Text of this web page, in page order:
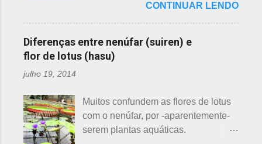
parecidas: - Ameixeira - Ume 梅 A
primeira a florescer é a ameixeira.
Particularmente, dessas 3 flores,
gosto mais da ameixeira. O período
Ameixeiras não tem caule e as flores
brotam diretamente dos ramos. Cada
junta no botão tem apenas uma flor e
é relativamente espaçoso. As pétalas
japonesas e - embora muitos
conheçam - compartilho aos que
ainda não tiveram essa
oportunidade. A tecelã de nuvens Há
muito tempo atrás, na terra do sol
suas terras para o plantio. Sozinho
no mundo e muito triste, pois a mãe,
que era tecelã, havia falecido
CONTINUAR LENDO
Diferenças entre nenúfar (suiren) e
flor de lotus (hasu)
julho 19, 2014
Muitos confundem as flores de lotus
com o nenúfar, por -aparentemente-
serem plantas aquáticas.